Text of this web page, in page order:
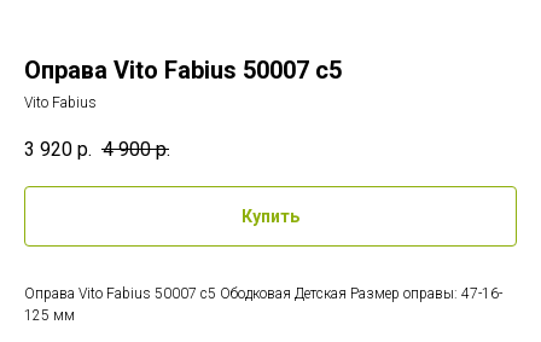
Оправа Vito Fabius 50007 c5
Vito Fabius
3 920 р. 4 900 р.
Купить
Оправа Vito Fabius 50007 c5 Ободковая Детская Размер оправы: 47-16-
125 мм